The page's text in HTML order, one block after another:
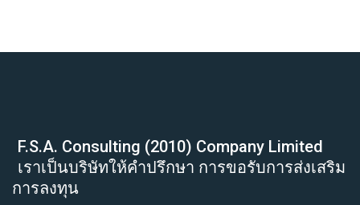
F.S.A. Consulting (2010) Company Limited
เราเป็นบริษัทให้คำปรึกษา การขอรับการส่งเสริม
การลงทุน